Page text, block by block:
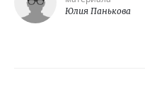
Юлия Панькова